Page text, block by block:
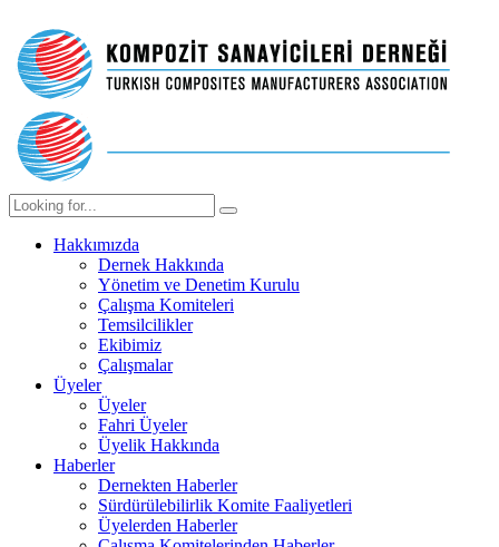
Hakkımızda
Dernek Hakkında
Yönetim ve Denetim Kurulu
Çalışma Komiteleri
Temsilcilikler
Ekibimiz
Çalışmalar
Üyeler
Üyeler
Fahri Üyeler
Üyelik Hakkında
Haberler
Dernekten Haberler
Sürdürülebilirlik Komite Faaliyetleri
Üyelerden Haberler